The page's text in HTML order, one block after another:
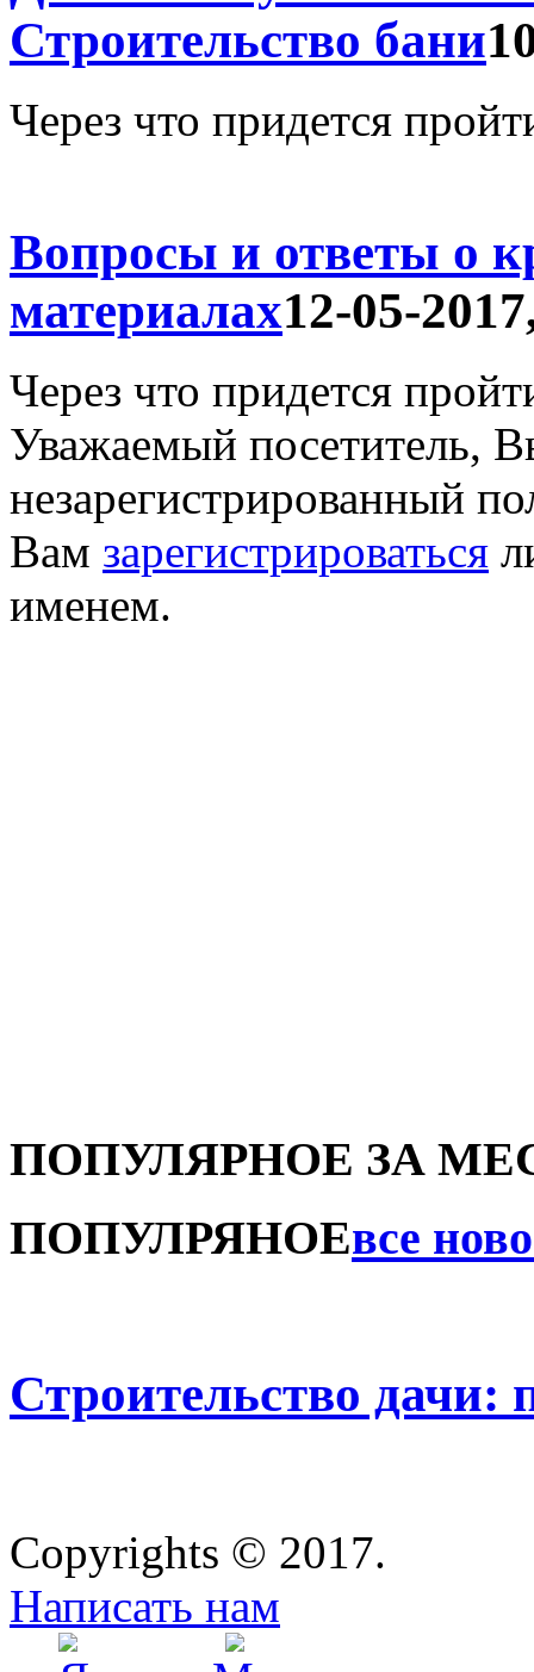
Строительство бани
Через что придется
Вопросы и ответы о
материалах12-05-
Через что придется
Уважаемый посетитель,
незарегистрированный
Вам зарегистрироваться
именем.
ПОПУЛЯРНОЕ ЗА
ПОПУЛРЯНОЕвсе
Строительство дачи:
Copyrights © 2017.
Написать нам